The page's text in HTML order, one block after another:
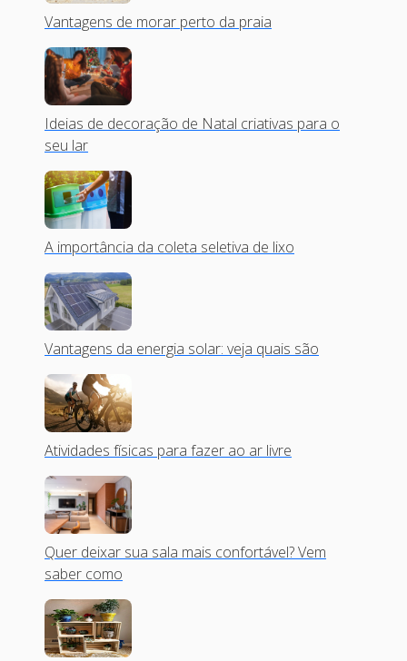
Vantagens de morar perto da praia
Ideias de decoração de Natal criativas para o
seu lar
A importância da coleta seletiva de lixo
Vantagens da energia solar: veja quais são
Atividades físicas para fazer ao ar livre
Quer deixar sua sala mais confortável? Vem
saber como